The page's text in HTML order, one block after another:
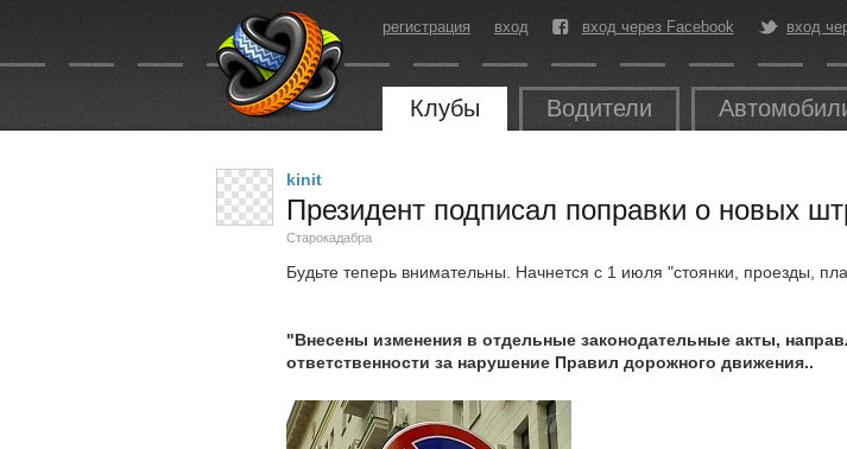
регистрация вход вход через Facebook вход
Клубы Водители
kinit
Президент подписал поправки о новых
Старокадабра
Будьте теперь внимательны. Начнется c 1 июля "стоянки, проезды,
"Внесены изменения в отдельные законодательные акты,
ответственности за нарушение Правил дорожного движения..